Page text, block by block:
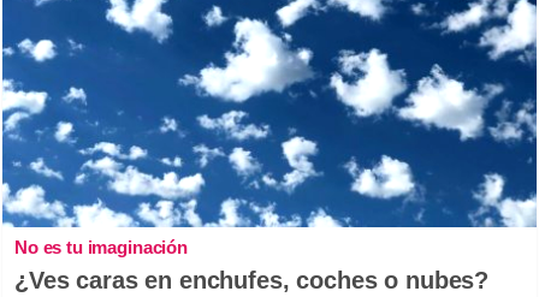
No es tu imaginación
¿Ves caras en enchufes, coches o nubes?